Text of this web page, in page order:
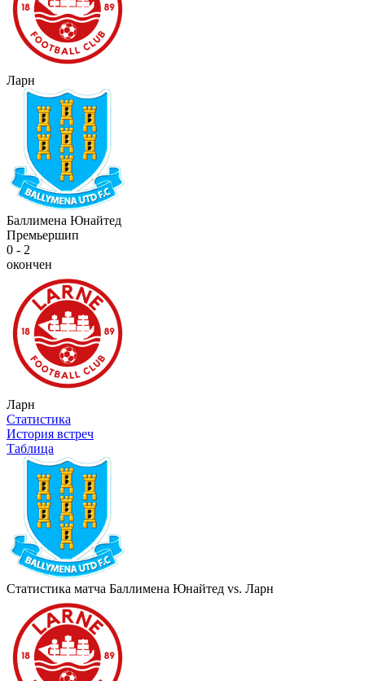
Ларн
Баллимена Юнайтед
Премьершип
0 - 2
окончен
Ларн
Статистика
История встреч
Таблица
Статистика матча Баллимена Юнайтед vs. Ларн